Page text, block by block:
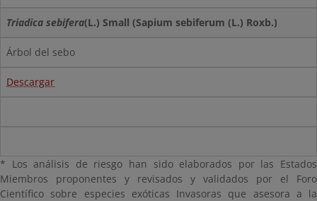
Triadica sebifera(L.) Small (Sapium sebiferum (L.) Roxb.)
Árbol del sebo
Descargar
* Los análisis de riesgo han sido elaborados por las Estados
Miembros proponentes y revisados y validados por el Foro
Científico sobre especies exóticas Invasoras que asesora a la